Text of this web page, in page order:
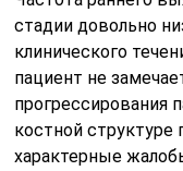
стадии довольно
клинического
пациент не
прогрессирования
костной структуре
характерные